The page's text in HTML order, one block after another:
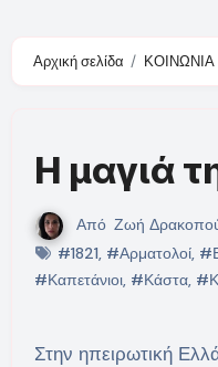
Αρχική σελίδα ΚΟΙΝΩΝΙΑ
Η μαγιά
Από Ζωή
#1821, #Αρματολοί,
#Καπετάνιοι, #Κάστα,
Στην ηπειρωτική Ελλάδα ως τον Ισθμό την